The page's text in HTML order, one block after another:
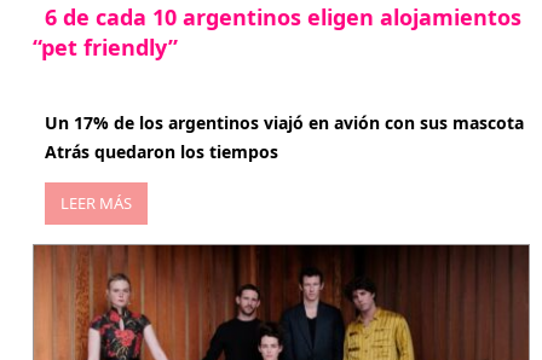
6 de cada 10 argentinos eligen alojamientos
“pet friendly”
Un 17% de los argentinos viajó en avión con sus mascota
Atrás quedaron los tiempos
LEER MÁS